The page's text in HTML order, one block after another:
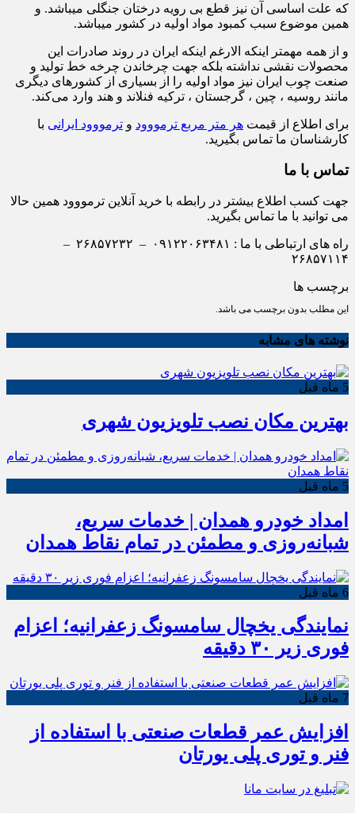
که علت اساسی آن نیز قطع بی رویه درختان جنگلی میباشد. و
همین موضوع سبب کمبود مواد اولیه در کشور میباشد.
و از همه مهمتر اینکه الارغم اینکه ایران در روند صادرات این
محصولات نقشی نداشته بلکه جهت چرخاندن چرخه خط تولید و
صنعت چوب ایران نیز مواد اولیه را از بسیاری از کشورهای دیگری
مانند روسیه ، چین ، گرجستان ، ترکیه فنلاند و هند وارد می‌کند.
برای اطلاع از قیمت هر متر مربع ترمووود و ترمووود ایرانی با
کارشناسان ما تماس بگیرید.
تماس با ما
جهت کسب اطلاع بیشتر در رابطه با خرید آنلاین ترمووود همین حالا
می توانید با ما تماس بگیرید.
راه های ارتباطی با ما : ۰۹۱۲۲۰۶۳۴۸۱ – ۲۶۸۵۷۲۳۲ –
۲۶۸۵۷۱۱۴
برچسب ها
این مطلب بدون برچسب می باشد.
نوشته های مشابه
5 ماه قبل
بهترین مکان نصب تلویزیون شهری
5 ماه قبل
امداد خودرو همدان | خدمات سریع،
شبانه‌روزی و مطمئن در تمام نقاط همدان
6 ماه قبل
نمایندگی یخچال سامسونگ زعفرانیه؛ اعزام
فوری زیر ۳۰ دقیقه
7 ماه قبل
افزایش عمر قطعات صنعتی با استفاده از
فنر و توری پلی یورتان